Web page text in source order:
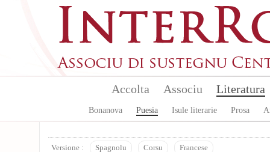
Accolta Associu Literatura
Bonanova Puesia Isule literarie Prosa
Versione : Spagnolu Corsu Francese